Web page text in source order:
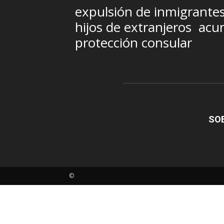
expulsión de
hijos de extranjeros
protección consular
©